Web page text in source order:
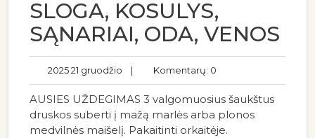
SLOGA, KOSULYS,
SĄNARIAI, ODA, VENOS
2025 21 gruodžio | Komentarų: 0
AUSIES UŽDEGIMAS 3 valgomuosius šaukštus
druskos suberti į mažą marlės arba plonos
medvilnės maišelį. Pakaitinti orkaitėje.